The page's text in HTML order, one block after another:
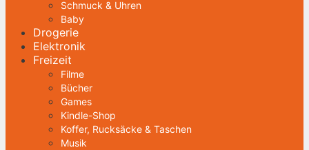
Schmuck & Uhren
Baby
Drogerie
Elektronik
Freizeit
Filme
Bücher
Games
Kindle-Shop
Koffer, Rucksäcke & Taschen
Musik